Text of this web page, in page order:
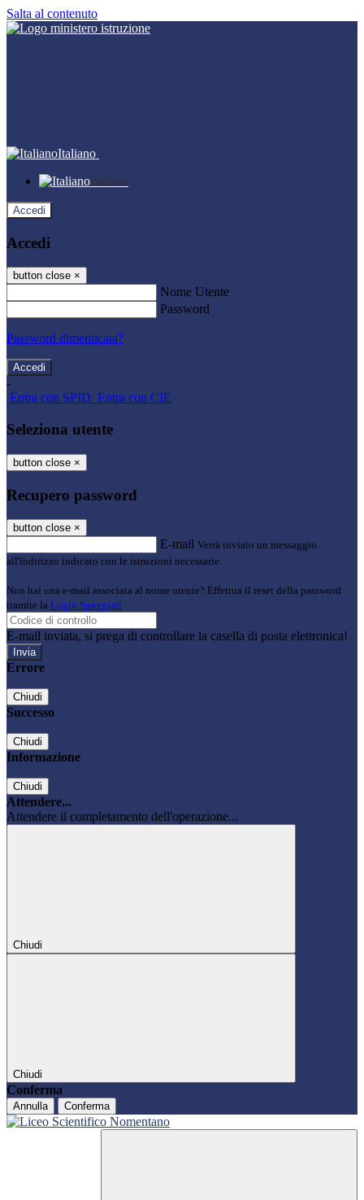
Salta al contenuto
Italiano
Italiano
Accedi
Accedi
button close ×
Nome Utente
Password
Password dimenticata?
-
Entra con SPID Entra con CIE
Seleziona utente
button close ×
Recupero password
button close ×
E-mail Verrà inviato un messaggio
all'indirizzo indicato con le istruzioni necessarie.
Non hai una e-mail associata al nome utente? Effettua il reset della password
tramite la Login Spaggiari
E-mail inviata, si prega di controllare la casella di posta elettronica!
Errore
Chiudi
Successo
Chiudi
Informazione
Chiudi
Attendere...
Attendere il completamento dell'operazione...
Chiudi
Chiudi
Conferma
Annulla Conferma